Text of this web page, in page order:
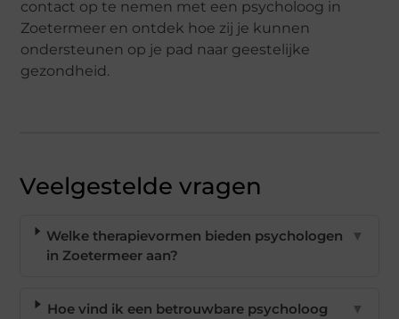
contact op te nemen met een psycholoog in
Zoetermeer en ontdek hoe zij je kunnen
ondersteunen op je pad naar geestelijke
gezondheid.
Veelgestelde vragen
Welke therapievormen bieden psychologen
in Zoetermeer aan?
▼
Hoe vind ik een betrouwbare psycholoog
▼